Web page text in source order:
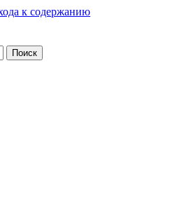
к содержанию